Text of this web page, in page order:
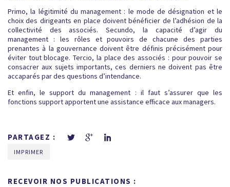
Primo, la légitimité du management : le mode de désignation et le
choix des dirigeants en place doivent bénéficier de l’adhésion de la
collectivité des associés. Secundo, la capacité d’agir du
management : les rôles et pouvoirs de chacune des parties
prenantes à la gouvernance doivent être définis précisément pour
éviter tout blocage. Tercio, la place des associés : pour pouvoir se
consacrer aux sujets importants, ces derniers ne doivent pas être
accaparés par des questions d’intendance.
Et enfin, le support du management : il faut s’assurer que les
fonctions support apportent une assistance efficace aux managers.
PARTAGEZ :
IMPRIMER
RECEVOIR NOS PUBLICATIONS :